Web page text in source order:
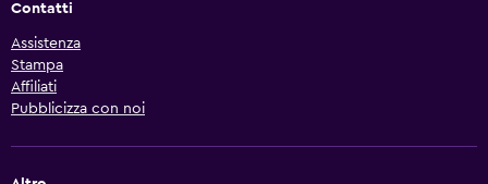
Contatti
Assistenza
Stampa
Affiliati
Pubblicizza con noi